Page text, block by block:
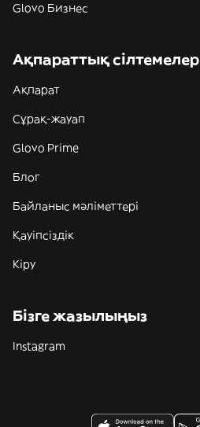
Glovo Бизнес
Ақпараттық сілтемелер
Ақпарат
Сұрақ-жауап
Glovo Prime
Блог
Байланыс мәліметтері
Қауіпсіздік
Кіру
Бізге жазылыңыз
Instagram